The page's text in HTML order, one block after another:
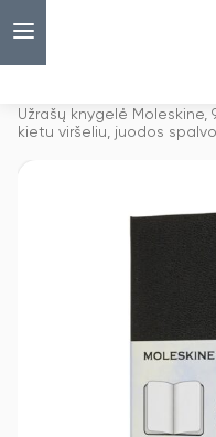
Užrašų knygelė
kietu viršeliu, juodos